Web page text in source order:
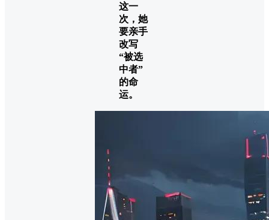
这一
次，她
要亲手
改写
“被选
中者”
的命
运。